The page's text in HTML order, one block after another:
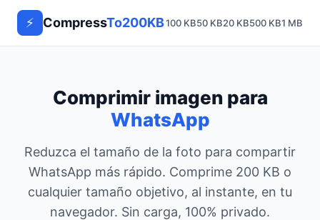
⚡ CompressTo200KB100 KB50 KB20 KB500 KB1 MB
Comprimir imagen para
WhatsApp
Reduzca el tamaño de la foto para compartir
WhatsApp más rápido. Comprime 200 KB o
cualquier tamaño objetivo, al instante, en tu
navegador. Sin carga, 100% privado.